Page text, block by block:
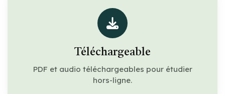
Téléchargeable
PDF et audio téléchargeables pour étudier
hors-ligne.